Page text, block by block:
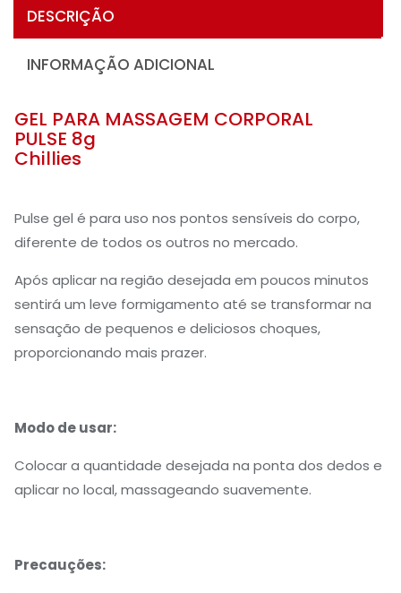
DESCRIÇÃO
INFORMAÇÃO ADICIONAL
GEL PARA MASSAGEM CORPORAL
PULSE 8g
Chillies
Pulse gel é para uso nos pontos sensíveis do corpo,
diferente de todos os outros no mercado.
Após aplicar na região desejada em poucos minutos
sentirá um leve formigamento até se transformar na
sensação de pequenos e deliciosos choques,
proporcionando mais prazer.
Modo de usar:
Colocar a quantidade desejada na ponta dos dedos e
aplicar no local, massageando suavemente.
Precauções: